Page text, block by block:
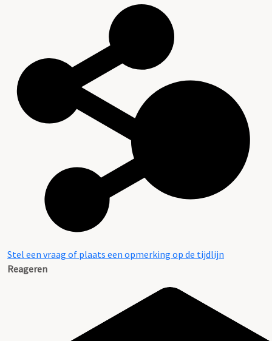
Stel een vraag of plaats een opmerking op de tijdlijn
Reageren